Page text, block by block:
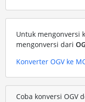
Untuk mengonversi
mengonversi dari
Konverter OGV ke
Coba konversi OGV